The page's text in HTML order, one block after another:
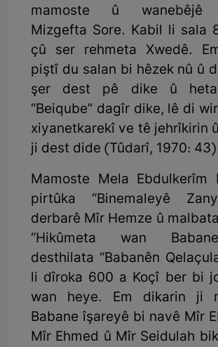
mamoste û wanebêjê
Mizgefta Sore. Kabil li sala
çû ser rehmeta Xwedê.
piştî du salan bi hêzek nû û
şer dest pê dike û heta
“Beiqube” dagîr dike, lê di
xiyanetkarekî ve tê jehrîkirin
ji dest dide (Tûdarî, 1970: 43)
Mamoste Mela Ebdulkerîm
pirtûka “Binemaleyê
derbarê Mîr Hemze û
“Hikûmeta wan
desthilata “Babanên
li dîroka 600 a Koçî ber bi
wan heye. Em dikarin ji
Babane îşareyê bi navê Mîr
Mîr Ehmed û Mîr Seidulah